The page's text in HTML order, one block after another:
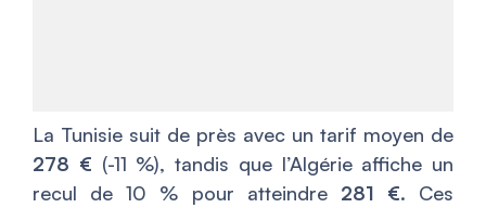
La Tunisie suit de près avec un tarif moyen de
278 € (-11 %), tandis que l’Algérie affiche un
recul de 10 % pour atteindre 281 €. Ces